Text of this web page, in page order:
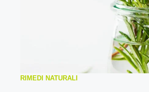
RIMEDI NATURALI